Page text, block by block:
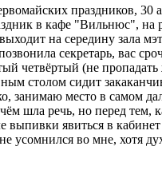
праздников, 30
в кафе "Вильнюс",
на середину зала
секретарь, вас
(не
столом сидит
занимаю место в самом
шла речь, но перед
выпивки явиться в
во мне, хотя